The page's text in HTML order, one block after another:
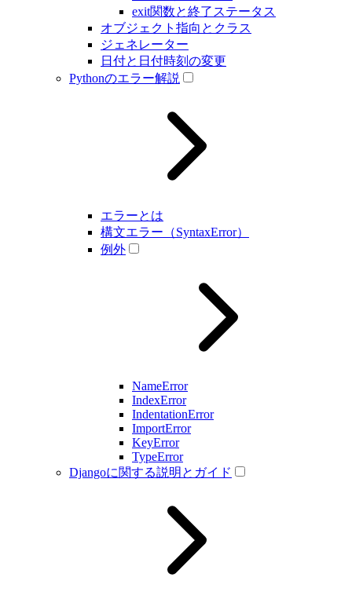
exit関数と終了ステータス
オブジェクト指向とクラス
ジェネレーター
日付と日付時刻の変更
Pythonのエラー解説
エラーとは
構文エラー（SyntaxError）
例外
NameError
IndexError
IndentationError
ImportError
KeyError
TypeError
Djangoに関する説明とガイド